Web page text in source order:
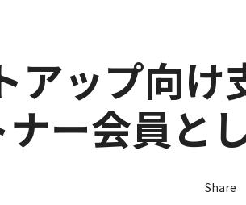
アップ向け
ー会員と
Share